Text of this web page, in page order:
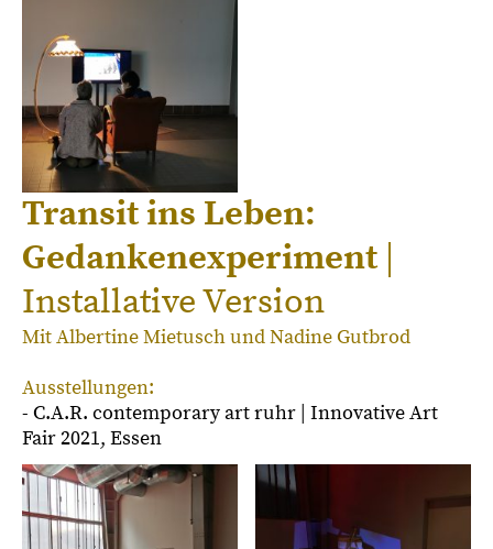
Transit ins Leben:
Gedankenexperiment|
Installative Version
Mit Albertine Mietusch und Nadine Gutbrod
Ausstellungen:
- C.A.R. contemporary art ruhr | Innovative Art
Fair 2021, Essen